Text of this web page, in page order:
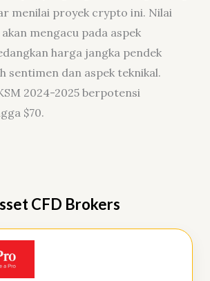
menilai proyek crypto ini. Nilai
mengacu pada aspek
harga jangka pendek
sentimen dan aspek teknikal.
2024-2025 berpotensi
$70.
CFD Brokers